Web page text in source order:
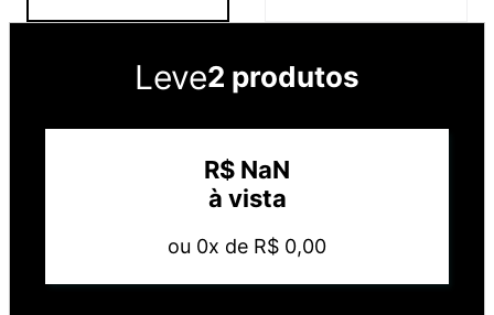
Leve2 produtos
R$ NaN
à vista
ou 0x de R$ 0,00